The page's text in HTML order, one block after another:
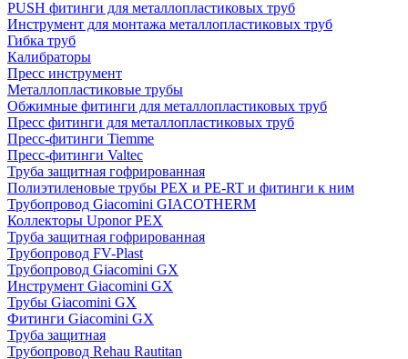
PUSH фитинги для металлопластиковых труб
Инструмент для монтажа металлопластиковых труб
Гибка труб
Калибраторы
Пресс инструмент
Металлопластиковые трубы
Обжимные фитинги для металлопластиковых труб
Пресс фитинги для металлопластиковых труб
Пресс-фитинги Tiemme
Пресс-фитинги Valtec
Труба защитная гофрированная
Полиэтиленовые трубы PEX и PE-RT и фитинги к ним
Трубопровод Giacomini GIACOTHERM
Коллекторы Uponor PEX
Труба защитная гофрированная
Трубопровод FV-Plast
Трубопровод Giacomini GX
Инструмент Giacomini GX
Трубы Giacomini GX
Фитинги Giacomini GX
Труба защитная
Трубопровод Rehau Rautitan